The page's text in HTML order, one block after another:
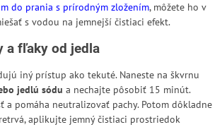
do prania s prírodným zložením, môžete ho v
s vodou na jemnejší čistiaci efekt.
a fľaky od jedla
iný prístup ako tekuté. Naneste na škvrnu
jedlú sódu a nechajte pôsobiť 15 minút.
a pomáha neutralizovať pachy. Potom dôkladne
aplikujte jemný čistiaci prostriedok